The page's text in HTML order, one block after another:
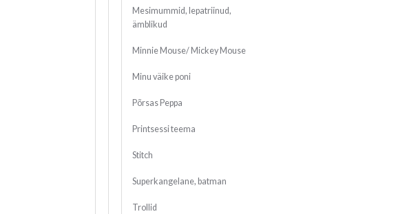
Mesimummid, lepatriinud,
ämblikud
Minnie Mouse/ Mickey Mouse
Minu väike poni
Põrsas Peppa
Printsessi teema
Stitch
Superkangelane, batman
Trollid